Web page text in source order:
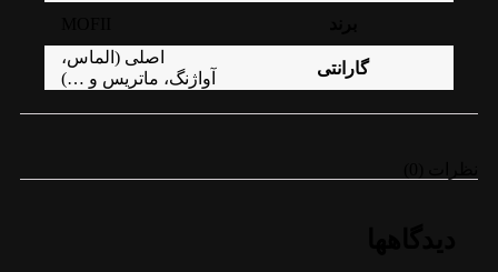
گارانتی
اصلی (الماس،
آواژنگ، ماتریس و …)